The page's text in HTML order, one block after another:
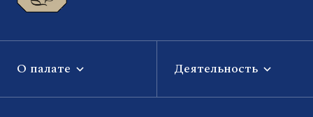
О палате Деятельность